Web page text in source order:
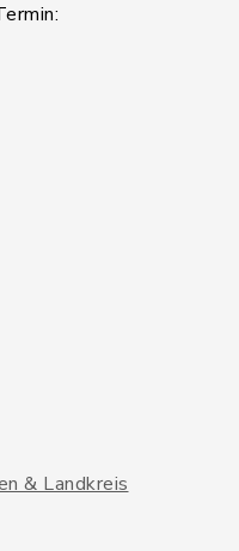
& Landkreis